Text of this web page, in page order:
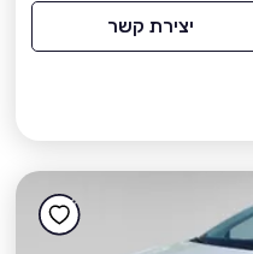
יצירת קשר